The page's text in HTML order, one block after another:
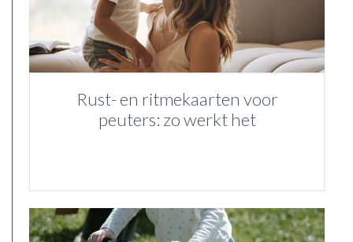
Rust- en ritmekaarten voor
peuters: zo werkt het